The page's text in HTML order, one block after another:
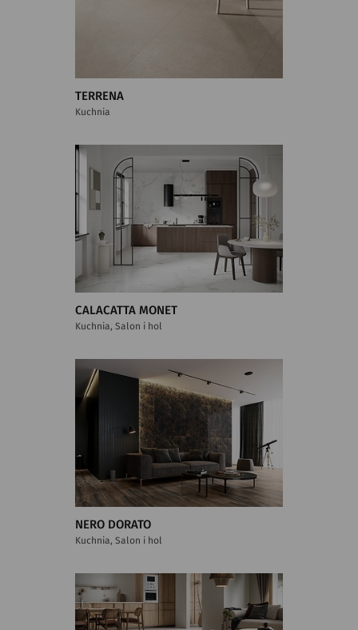
TERRENA
Kuchnia
CALACATTA MONET
Kuchnia, Salon i hol
NERO DORATO
Kuchnia, Salon i hol